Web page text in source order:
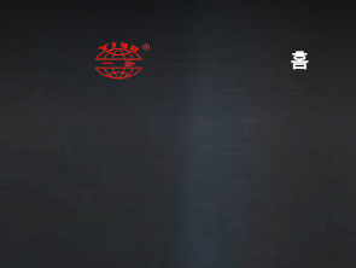
홈